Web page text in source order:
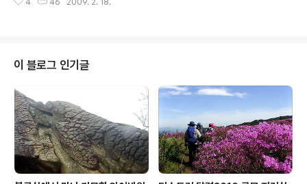
있는데 등산후엔 역시 얼큰한 샤브칼국수로.... 깔끔한 겉절
지막엔 쫄깃한 면발을 자랑하는 이것! 홍두깨로 직접 밀어
면을 뽑은 수제면발을 넣고 시원한 칼국수로 마무리..... 추
운 겨울 등산후 홍두깨 샤브샤브 칼국수는 기력보강에 추
위까지 녹여주는 듯~~~칼칼한 국물과 싱싱하고 다양한 야
채.....그리고 부드러운 소고기샤브....탱탱한 면발이 아주 만
족 스러운 집이다..
4 46 2009. 2. 18.
이 블로그 인기글